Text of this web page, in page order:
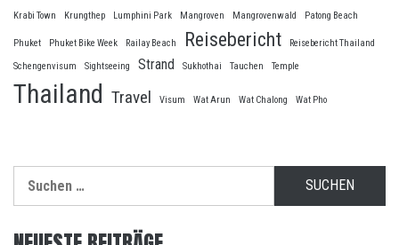
Krabi Town
Krungthep Lumphini Park Mangroven Mangrovenwald Patong Beach
Phuket Phuket Bike Week Railay Beach Reisebericht
Reisebericht Thailand
Schengenvisum
Sightseeing Strand Sukhothai Tauchen Temple
Thailand Travel Visum Wat Arun Wat Chalong Wat Pho
nach: